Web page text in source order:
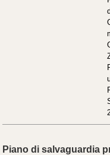
Piano di salvaguardia